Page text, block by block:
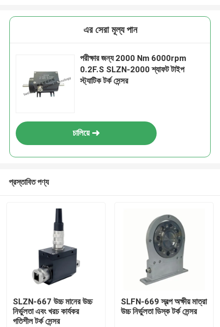
এর সেরা মূল্য পান
পরীক্ষার জন্য 2000 Nm 6000rpm
0.2F.S SLZN-2000 শ্যাফট টাইপ
স্ট্যাটিক টর্ক সেন্সর
চালিয়ে
প্রস্তাবিত পণ্য
SLZN-667 উচ্চ মানের উচ্চ
নির্ভুলতা এবং খরচ কার্যকর
গতিশীল টর্ক সেন্সর
SLFN-669 স্বল্প অক্ষীয় মাত্রা
উচ্চ নির্ভুলতা ডিস্ক টর্ক সেন্সর